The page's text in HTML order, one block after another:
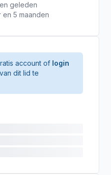
geleden
en 5 maanden
account of login
dit lid te